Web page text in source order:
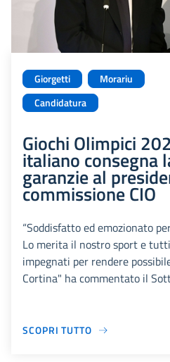
Giorgetti
Morariu
Candidatura
Giochi Olimpici
italiano consegna
garanzie al
commissione CIO
“Soddisfatto ed emozionato
Lo merita il nostro sport e
impegnati per rendere
Cortina" ha commentato il
SCOPRI TUTTO